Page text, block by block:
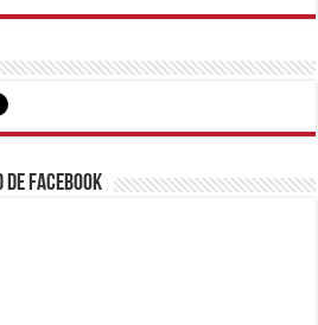
Facebook